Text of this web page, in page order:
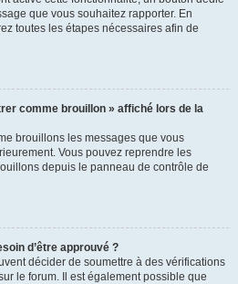
que vous souhaitez rapporter. En
toutes les étapes nécessaires afin de
comme brouillon » affiché lors de la
brouillons les messages que vous
Vous pouvez reprendre les
depuis le panneau de contrôle de
d’être approuvé ?
décider de soumettre à des vérifications
le forum. Il est également possible que